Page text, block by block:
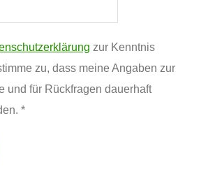
zur Kenntnis
zu, dass meine Angaben zur
und für Rückfragen dauerhaft
*